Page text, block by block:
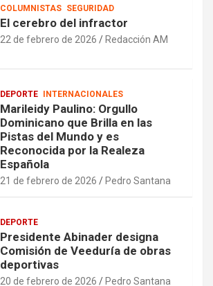
COLUMNISTAS SEGURIDAD
El cerebro del infractor
22 de febrero de 2026 Redacción AM
DEPORTE INTERNACIONALES
Marileidy Paulino: Orgullo
Dominicano que Brilla en las
Pistas del Mundo y es
Reconocida por la Realeza
Española
21 de febrero de 2026 Pedro Santana
DEPORTE
Presidente Abinader designa
Comisión de Veeduría de obras
deportivas
20 de febrero de 2026 Pedro Santana